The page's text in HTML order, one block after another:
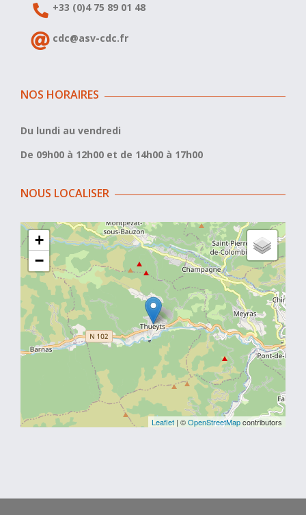
+33 (0)4 75 89 01 48
cdc@asv-cdc.fr
NOS HORAIRES
Du lundi au vendredi
De 09h00 à 12h00 et de 14h00 à 17h00
NOUS LOCALISER
+
−
Leaflet | ©OpenStreetMapcontributors